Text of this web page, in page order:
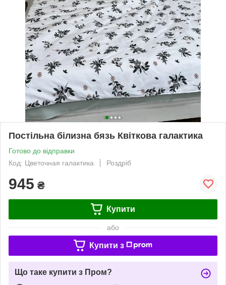
Постільна білизна бязь Квіткова галактика
Готово до відправки
Код: Цветочная галактика
Роздріб
945 ₴
Купити
або
Купити з
Що таке купити з Пром?